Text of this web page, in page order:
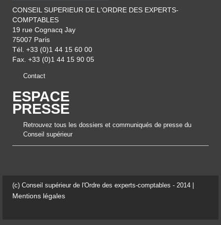
CONSEIL SUPERIEUR DE L'ORDRE DES EXPERTS-
COMPTABLES
19 rue Cognacq Jay
75007 Paris
Tél. +33 (0)1 44 15 60 00
Fax. +33 (0)1 44 15 90 05
Contact
ESPACE
PRESSE
Retrouvez tous les dossiers et communiqués de presse du
Conseil supérieur
(c) Conseil supérieur de l'Ordre des experts-comptables - 2014 |
Mentions légales